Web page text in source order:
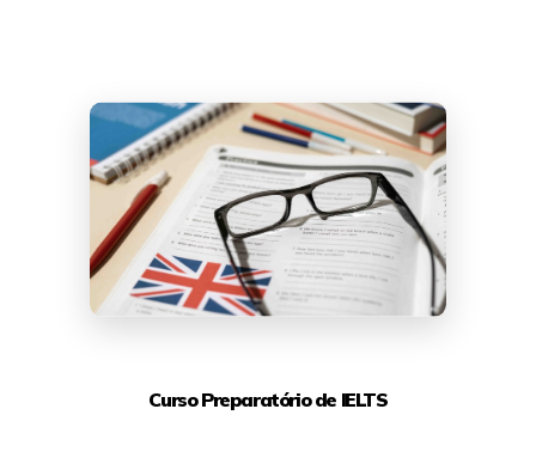
Curso Preparatório de IELTS